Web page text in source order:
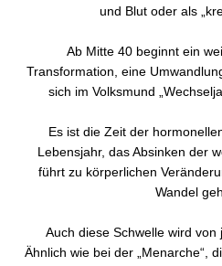
und Blut oder als
Ab Mitte 40 beginnt ein
Transformation, eine
sich im Volksmund
Es ist die Zeit der
Lebensjahr, das Absinken der
führt zu körperlichen
Wandel
Auch diese Schwelle wird
Ähnlich wie bei der „Menarche“,